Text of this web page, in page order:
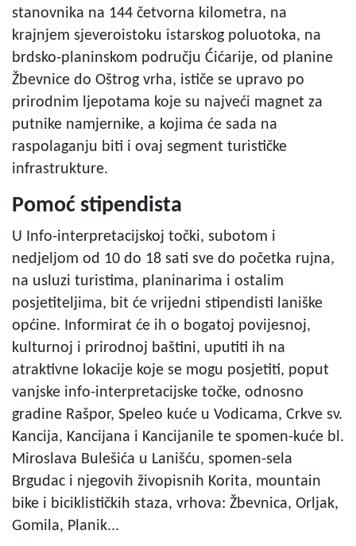
stanovnika na 144 četvorna kilometra, na
krajnjem sjeveroistoku istarskog poluotoka, na
brdsko-planinskom području Ćićarije, od planine
Žbevnice do Oštrog vrha, ističe se upravo po
prirodnim ljepotama koje su najveći magnet za
putnike namjernike, a kojima će sada na
raspolaganju biti i ovaj segment turističke
infrastrukture.
Pomoć stipendista
U Info-interpretacijskoj točki, subotom i
nedjeljom od 10 do 18 sati sve do početka rujna,
na usluzi turistima, planinarima i ostalim
posjetiteljima, bit će vrijedni stipendisti laniške
općine. Informirat će ih o bogatoj povijesnoj,
kulturnoj i prirodnoj baštini, uputiti ih na
atraktivne lokacije koje se mogu posjetiti, poput
vanjske info-interpretacijske točke, odnosno
gradine Rašpor, Speleo kuće u Vodicama, Crkve sv.
Kancija, Kancijana i Kancijanile te spomen-kuće bl.
Miroslava Bulešića u Lanišću, spomen-sela
Brgudac i njegovih živopisnih Korita, mountain
bike i biciklističkih staza, vrhova: Žbevnica, Orljak,
Gomila, Planik...